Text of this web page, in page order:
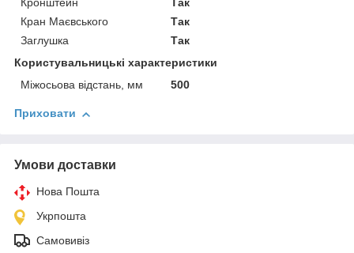
Кронштейн
Так
Кран Маєвського
Так
Заглушка
Так
Користувальницькі характеристики
Міжосьова відстань, мм
500
Приховати
Умови доставки
Нова Пошта
Укрпошта
Самовивіз